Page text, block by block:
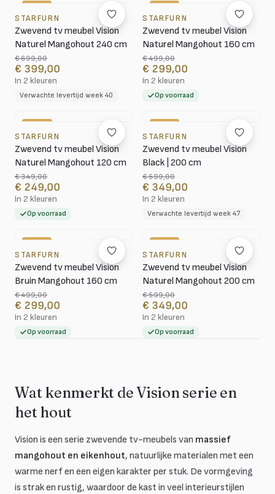
STARFURN
Zwevend tv meubel Vision
Naturel Mangohout 240 cm
€ 699,00
€ 399,00
In 2 kleuren
Verwachte levertijd week 40
STARFURN
Zwevend tv meubel Vision
Naturel Mangohout 160 cm
€ 499,00
€ 299,00
In 2 kleuren
Op voorraad
STARFURN
Zwevend tv meubel Vision
Naturel Mangohout 120 cm
€ 349,00
€ 249,00
In 2 kleuren
Op voorraad
STARFURN
Zwevend tv meubel Vision
Black | 200 cm
€ 599,00
€ 349,00
In 2 kleuren
Verwachte levertijd week 47
STARFURN
Zwevend tv meubel Vision
Bruin Mangohout 160 cm
€ 499,00
€ 299,00
In 2 kleuren
Op voorraad
STARFURN
Zwevend tv meubel Vision
Naturel Mangohout 200 cm
€ 599,00
€ 349,00
In 2 kleuren
Op voorraad
Wat kenmerkt de Vision serie en
het hout
Vision is een serie zwevende tv-meubels van massief
mangohout en eikenhout, natuurlijke materialen met een
warme nerf en een eigen karakter per stuk. De vormgeving
is strak en rustig, waardoor de kast in veel interieurstijlen